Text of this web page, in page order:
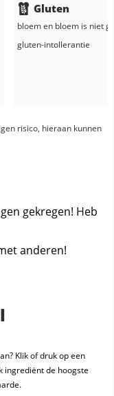
Gluten
bloemen bloemis niet
gluten-intollerantie
risico, hieraan kunnen
gekregen! Heb
anderen!
Klik of druk op een
ingrediënt de hoogste